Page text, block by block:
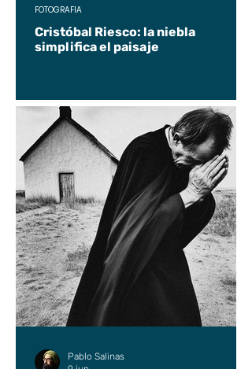
Cristóbal Riesco: la niebla
simplifica el paisaje
FOTOGRAFÍA
Pablo Salinas